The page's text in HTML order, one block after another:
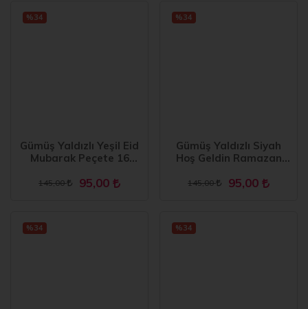
Gümüş Yaldızlı Yeşil Eid
Mubarak Peçete 16
145,00 95,00
%34
Gümüş Yaldızlı Siyah
Hoş Geldin Ramazan
Yeni Model
145,00 95,00
%34
%34 %34